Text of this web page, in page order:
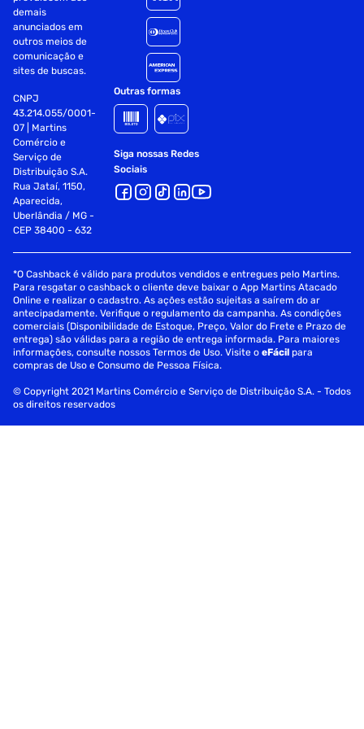
demais
anunciados em
outros meios de
comunicação e
sites de buscas.
CNPJ
43.214.055/0001-
07 | Martins
Comércio e
Serviço de
Distribuição S.A.
Rua Jataí, 1150,
Aparecida,
Uberlândia / MG -
CEP 38400 - 632
Outras formas
Siga nossas Redes
Sociais
*O Cashback é válido para produtos vendidos e entregues pelo Martins.
Para resgatar o cashback o cliente deve baixar o App Martins Atacado
Online e realizar o cadastro. As ações estão sujeitas a saírem do ar
antecipadamente. Verifique o regulamento da campanha. As condições
comerciais (Disponibilidade de Estoque, Preço, Valor do Frete e Prazo de
entrega) são válidas para a região de entrega informada. Para maiores
informações, consulte nossos Termos de Uso. Visite oeFácil para
compras de Uso e Consumo de Pessoa Física.
© Copyright 2021 Martins Comércio e Serviço de Distribuição S.A. - Todos
os direitos reservados